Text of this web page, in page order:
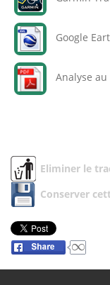
Google
Analyse au
Eliminer le
Conserver